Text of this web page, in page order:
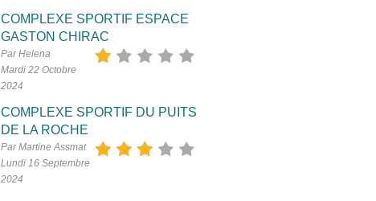
COMPLEXE SPORTIF ESPACE
GASTON CHIRAC
Par Helena
Mardi 22 Octobre
2024
COMPLEXE SPORTIF DU PUITS
DE LA ROCHE
Par Martine Assmat
Lundi 16 Septembre
2024